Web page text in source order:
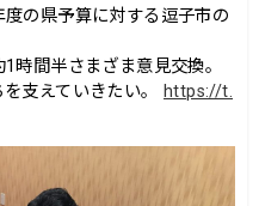
の県予算に対する逗子市の
時間半さまざま意見交換。
支えていきたい。
https://t.